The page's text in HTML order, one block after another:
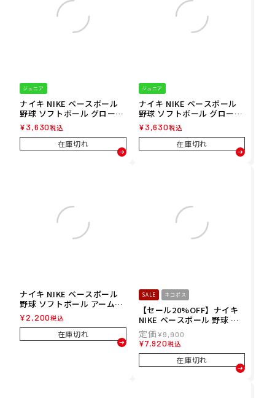
ジュニア
ナイキ NIKE ベースボール
野球 ソフトボール グローブ
手袋 ユース アルファ 2.0 バ
ッティング 手袋 両手用 BA1
202-313 ジュニア キッズ 子
ども 男の子 女の子 25FA 秋
¥3,630税込
在庫切れ
ジュニア
ナイキ NIKE ベースボール
野球 ソフトボール グローブ
手袋 ユース アルファ 2.0 バ
ッティング 手袋 両手用 BA1
202-143 ジュニア キッズ 子
ども 男の子 女の子 25FA 秋
¥3,630税込
在庫切れ
ナイキ NIKE ベースボール
野球 ソフトボール アームカ
バー アームスリーブ PRO D
ri-Fit スリーブ 片腕用 BA60
03-459 メンズ レディース
ユニセックス 25FA 秋冬
¥2,200税込
在庫切れ
SALE ネコポス
【セール20%OFF】ナイキ
NIKE ベースボール 野球 ソ
フトボール グローブ 手袋 走
塁用 ダイヤモンド スライデ
ィングミット 2.0 左右兼用
BA3021-063 メンズ レディ
ース ユニセックス 25FA 秋
¥9,900
¥7,920税込
在庫切れ